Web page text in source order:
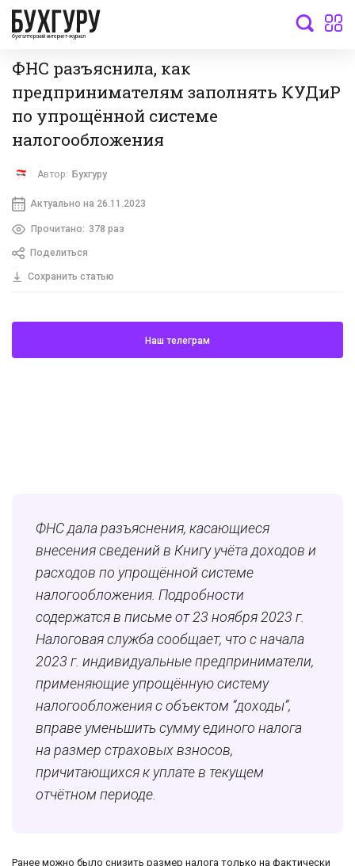
бухгалтерский интернет-журнал
ФНС разъяснила, как
предпринимателям заполнять КУДиР
по упрощённой системе
налогообложения
Автор: Бухгуру
Актуально на 26.11.2023
Прочитано: 378 раз
Поделиться
Сохранить статью
Наш телеграм
ФНС дала разъяснения, касающиеся
внесения сведений в Книгу учёта доходов и
расходов по упрощённой системе
налогообложения. Подробности
содержатся в письме от 23 ноября 2023 г.
Налоговая служба сообщает, что с начала
2023 г. индивидуальные предприниматели,
применяющие упрощённую систему
налогообложения с объектом “доходы”,
вправе уменьшить сумму единого налога
на размер страховых взносов,
причитающихся к уплате в текущем
отчётном периоде.
Ранее можно было снизить размер налога только на фактически